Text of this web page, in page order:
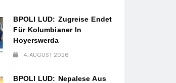
BPOLI LUD: Zugreise Endet
Für Kolumbianer In
Hoyerswerda
4. AUGUST 2026
BPOLI LUD: Nepalese Aus